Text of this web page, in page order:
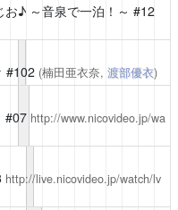
♪ ～音泉で一泊！～ #12
#102 (楠田亜衣奈, 渡部優衣)
#07 http://www.nicovideo.jp/wa
http://live.nicovideo.jp/watch/lv